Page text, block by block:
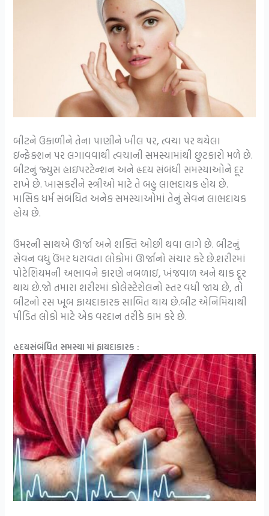
બીટને ઉકાળીને તેના પાણીને ખીલ પર, ત્વચા પર થયેલા
ઇન્ફેક્શન પર લગાવવાથી ત્વચાની સમસ્યામાંથી છુટકારો મળે છે.
બીટનું જ્યુસ હાઇપરટેન્શન અને હૃદય સંબંધી સમસ્યાઓને દૂર
રાખે છે. ખાસકરીને સ્ત્રીઓ માટે તે બહુ લાભદાયક હોય છે.
માસિક ધર્મ સંબંધિત અનેક સમસ્યાઓમાં તેનું સેવન લાભદાયક
હોય છે.
ઉંમરની સાથએ ઊર્જા અને શક્તિ ઓછી થવા લાગે છે. બીટનું
સેવન વધુ ઉંમર ધરાવતા લોકોમાં ઊર્જાનો સંચાર કરે છે.શરીરમાં
પોટેશિયમની અભાવને કારણે નબળાઇ, ખંજવાળ અને થાક દૂર
થાય છે.જો તમારા શરીરમાં કોલેસ્ટેરોલનો સ્તર વધી જાય છે, તો
બીટનો રસ ખૂબ ફાયદાકારક સાબિત થાય છે.બીટ એનિમિયાથી
પીડિત લોકો માટે એક વરદાન તરીકે કામ કરે છે.
હદયસંબંધિત સમસ્યા માં ફાયદાકારક :